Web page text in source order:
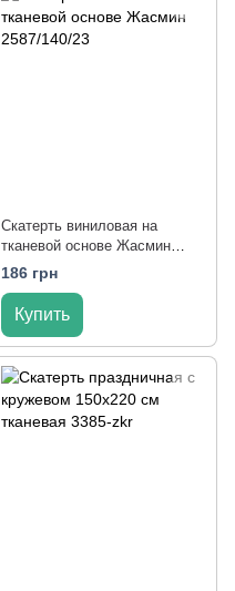
Скатерть виниловая на
тканевой основе Жасмин
2587/140/23
186 грн
Купить